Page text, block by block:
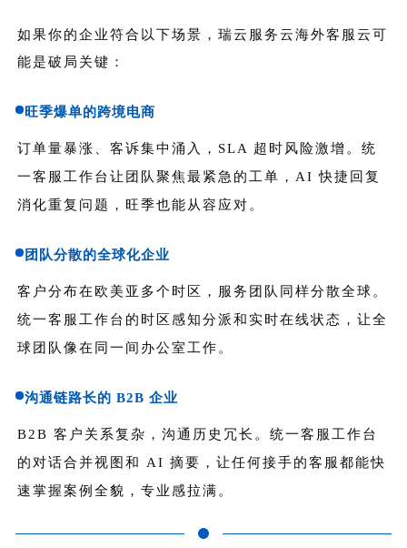
如果你的企业符合以下场景，瑞云服务云海外客服云可
能是破局关键：
旺季爆单的跨境电商
订单量暴涨、客诉集中涌入，SLA 超时风险激增。统
一客服工作台让团队聚焦最紧急的工单，AI 快捷回复
消化重复问题，旺季也能从容应对。
团队分散的全球化企业
客户分布在欧美亚多个时区，服务团队同样分散全球。
统一客服工作台的时区感知分派和实时在线状态，让全
球团队像在同一间办公室工作。
沟通链路长的 B2B 企业
B2B 客户关系复杂，沟通历史冗长。统一客服工作台
的对话合并视图和 AI 摘要，让任何接手的客服都能快
速掌握案例全貌，专业感拉满。